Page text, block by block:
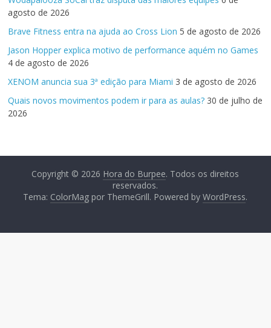
agosto de 2026
Brave Fitness entra na ajuda ao Cross Lion 5 de agosto de 2026
Jason Hopper explica motivo de performance aquém no Games
4 de agosto de 2026
XENOM anuncia sua 3ª edição para Miami 3 de agosto de 2026
Quais novos movimentos podem ir para as aulas? 30 de julho de
2026
Copyright © 2026 Hora do Burpee. Todos os direitos
reservados.
Tema: ColorMag por ThemeGrill. Powered byWordPress.